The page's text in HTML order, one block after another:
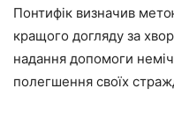
Понтифік визначив
кращого догляду за
надання допомоги
полегшення своїх